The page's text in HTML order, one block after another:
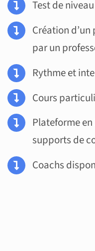
Test de niveau
Création
par un
Rythme et
Cours
Plateforme
supports de
Coachs